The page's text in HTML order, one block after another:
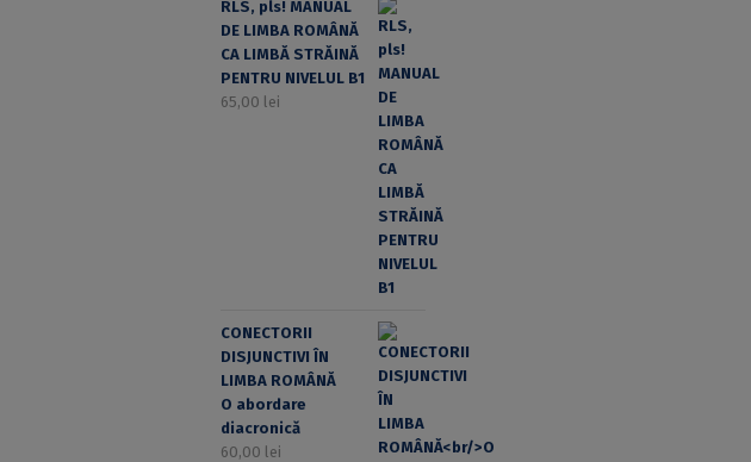
RLS, pls! MANUAL
DE LIMBA ROMÂNĂ
CA LIMBĂ STRĂINĂ
PENTRU NIVELUL B1
65,00 lei
CONECTORII
DISJUNCTIVI ÎN
LIMBA ROMÂNĂ
O abordare
diacronică
60,00 lei